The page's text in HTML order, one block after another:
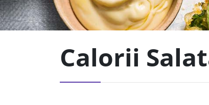
Calorii